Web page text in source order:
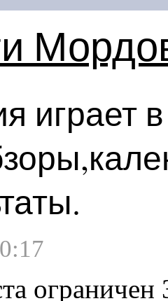
играет
ограничен